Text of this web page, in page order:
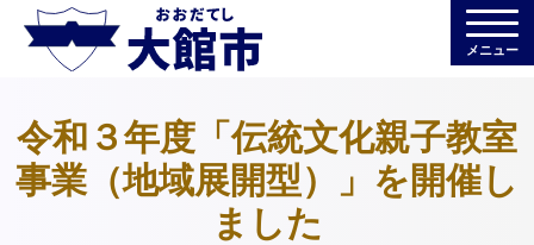
メニュー
令和３年度「伝統文化親子教室
事業（地域展開型）」を開催し
ました